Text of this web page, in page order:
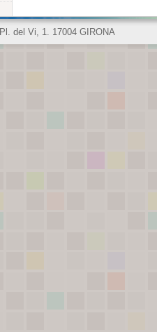
Pl. del Vi, 1. 17004 GIRONA